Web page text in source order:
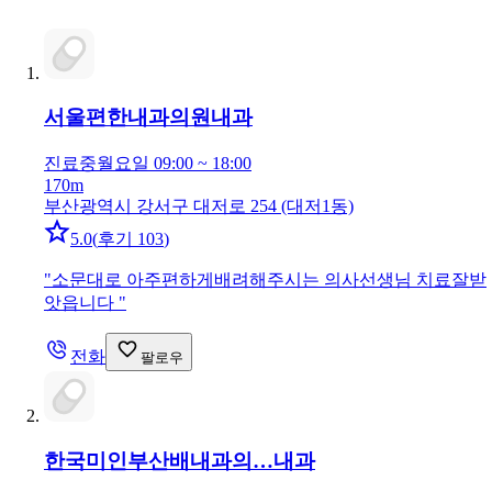
서울편한내과의원내과
진료중월요일 09:00 ~ 18:00
170m
부산광역시 강서구 대저로 254 (대저1동)
5.0(후기 103)
"소문대로 아주편하게배려해주시는 의사선생님 치료잘받
앗읍니다 "
전화 팔로우
한국미인부산배내과의…내과